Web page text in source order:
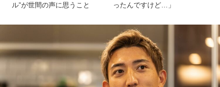
ル”が世間の声に思うこと
ったんですけど…」